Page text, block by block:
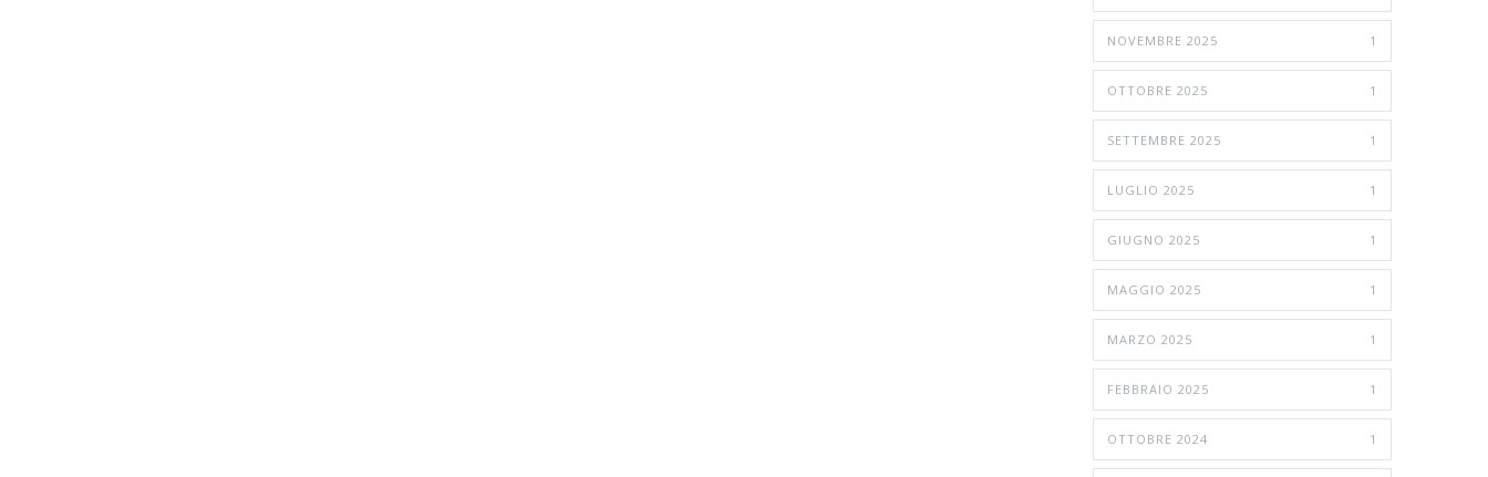
NOVEMBRE 2025 1
OTTOBRE 2025 1
SETTEMBRE 2025 1
LUGLIO 2025 1
GIUGNO 2025 1
MAGGIO 2025 1
MARZO 2025 1
FEBBRAIO 2025 1
OTTOBRE 2024 1